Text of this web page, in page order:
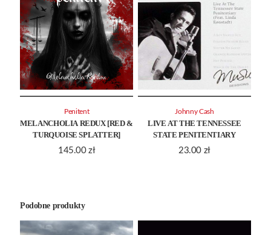
MELANCHOLIA REDUX [RED &
TURQUOISE SPLATTER]
145.00 zł
Penitent
LIVE AT THE TENNESSEE
STATE PENITENTIARY
23.00 zł
Johnny Cash
Podobne produkty